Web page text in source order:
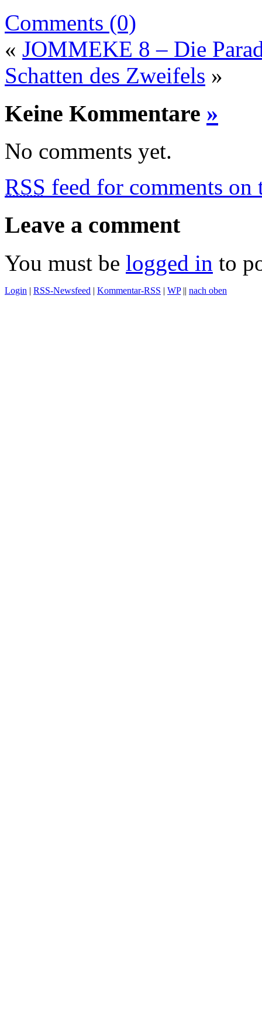
Comments (0)
« JOMMEKE 8 – Die
Schatten des Zweifels »
Keine Kommentare »
No comments yet.
RSS feed for comments on
Leave a comment
You must be logged in to
Login | RSS-Newsfeed | Kommentar-RSS | WP|| nach oben